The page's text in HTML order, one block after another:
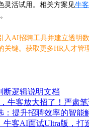
灵活试用。相关方案见牛
入AI招聘工具并建立透明
关键。获取更多HR人才管
断逻辑说明文档
牛客放大招了！严肃笔
：提升招聘效率的智能
牛客AI面试Ultra版，打